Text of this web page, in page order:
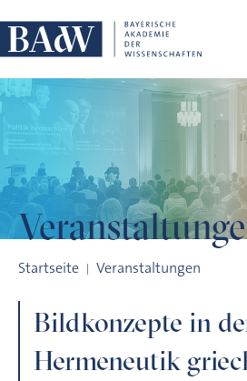
Startseite Veranstaltungen
Bildkonzepte in
Hermeneutik